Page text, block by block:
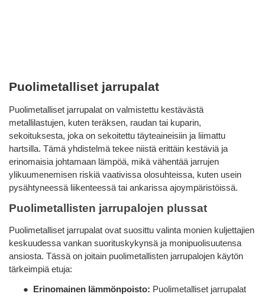
Puolimetalliset jarrupalat
Puolimetalliset jarrupalat on valmistettu kestävästä
metallilastujen, kuten teräksen, raudan tai kuparin,
sekoituksesta, joka on sekoitettu täyteaineisiin ja liimattu
hartsilla. Tämä yhdistelmä tekee niistä erittäin kestäviä ja
erinomaisia ​​​​johtamaan lämpöä, mikä vähentää jarrujen
ylikuumenemisen riskiä vaativissa olosuhteissa, kuten usein
pysähtyneessä liikenteessä tai ankarissa ajoympäristöissä.
Puolimetallisten jarrupalojen plussat
Puolimetalliset jarrupalat ovat suosittu valinta monien kuljettajien
keskuudessa vankan suorituskykynsä ja monipuolisuutensa
ansiosta. Tässä on joitain puolimetallisten jarrupalojen käytön
tärkeimpiä etuja:
● Erinomainen lämmönpoisto: Puolimetalliset jarrupalat